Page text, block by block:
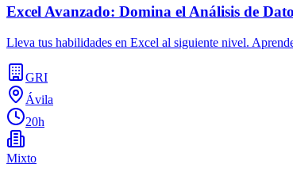
Excel Avanzado: Domina el Análisis de
Lleva tus habilidades en Excel al siguiente nivel.
GRI
Ávila
20h
Mixto